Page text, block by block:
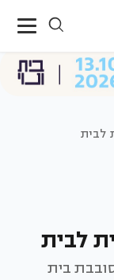
לבית
לבית
בית